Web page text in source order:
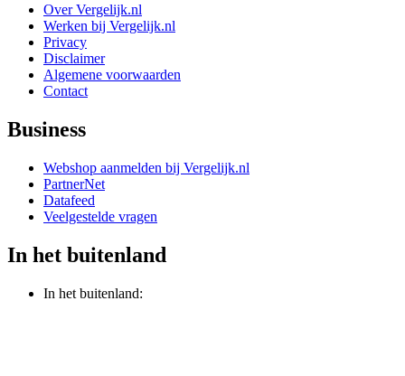
Over Vergelijk.nl
Werken bij Vergelijk.nl
Privacy
Disclaimer
Algemene voorwaarden
Contact
Business
Webshop aanmelden bij Vergelijk.nl
PartnerNet
Datafeed
Veelgestelde vragen
In het buitenland
In het buitenland: